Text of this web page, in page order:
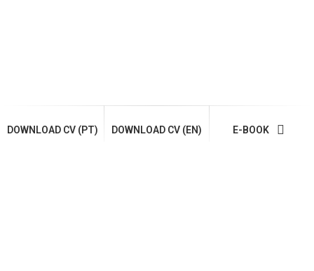
DOWNLOAD CV (PT) DOWNLOAD CV (EN) E-BOOK